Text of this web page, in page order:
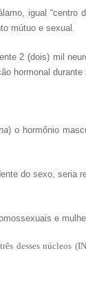
igual “centro
mútuo e sexual.
2 (dois) mil
hormonal durante
) o hormônio
do sexo, seria
e
desses núcleos